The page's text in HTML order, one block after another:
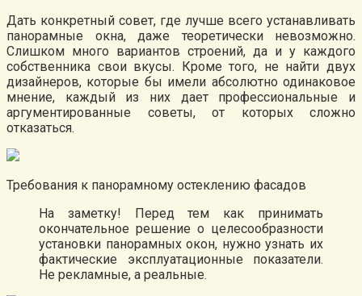
Дать конкретный совет, где лучше всего устанавливать
панорамные окна, даже теоретически невозможно.
Слишком много вариантов строений, да и у каждого
собственника свои вкусы. Кроме того, не найти двух
дизайнеров, которые бы имели абсолютно одинаковое
мнение, каждый из них дает профессиональные и
аргументированные советы, от которых сложно
отказаться.
Требования к панорамному остеклению фасадов
На заметку! Перед тем как принимать
окончательное решение о целесообразности
установки панорамных окон, нужно узнать их
фактические эксплуатационные показатели.
Не рекламные, а реальные.